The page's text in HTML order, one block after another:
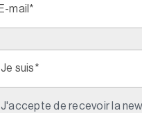
J'accepte de recevoir la